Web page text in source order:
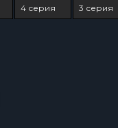
4 серия 3 серия